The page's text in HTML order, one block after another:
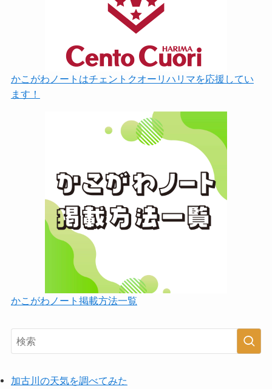
かこがわノートはチェントクオーリハリマを応援してい
ます！
かこがわノート掲載方法一覧
加古川の天気を調べてみた